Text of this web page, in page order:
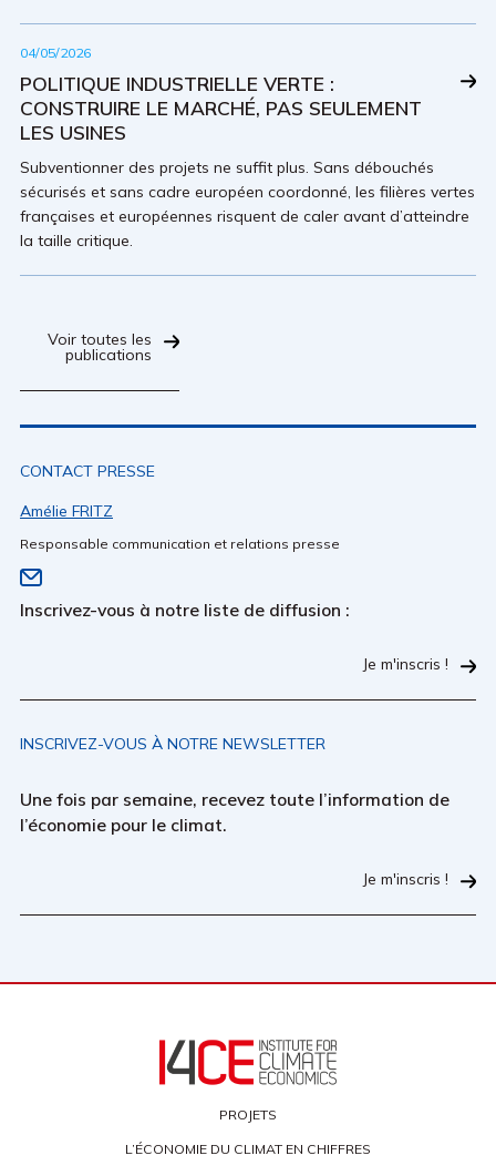
04/05/2026
POLITIQUE INDUSTRIELLE VERTE :
CONSTRUIRE LE MARCHÉ, PAS SEULEMENT
LES USINES
Subventionner des projets ne suffit plus. Sans débouchés
sécurisés et sans cadre européen coordonné, les filières vertes
françaises et européennes risquent de caler avant d’atteindre
la taille critique.
Voir toutes les
publications
CONTACT PRESSE
Amélie FRITZ
Responsable communication et relations presse
Inscrivez-vous à notre liste de diffusion :
Je m'inscris !
INSCRIVEZ-VOUS À NOTRE NEWSLETTER
Une fois par semaine, recevez toute l’information de
l’économie pour le climat.
Je m'inscris !
PROJETS
L’ÉCONOMIE DU CLIMAT EN CHIFFRES